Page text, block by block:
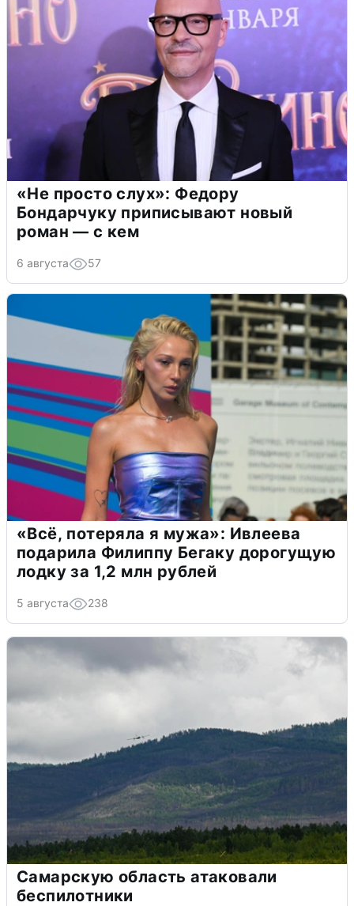
«Не просто слух»: Федору
Бондарчуку приписывают новый
роман — с кем
6 августа 57
«Всё, потеряла я мужа»: Ивлеева
подарила Филиппу Бегаку дорогущую
лодку за 1,2 млн рублей
5 августа 238
Самарскую область атаковали
беспилотники